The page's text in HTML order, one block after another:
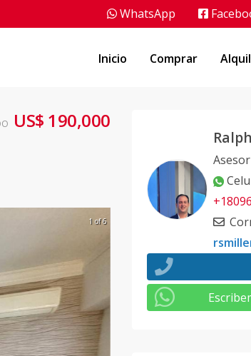
WhatsApp
Inicio Comprar
US$ 190,000
1 of 6